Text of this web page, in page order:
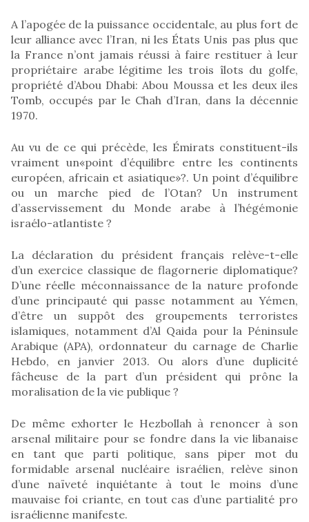
A l’apogée de la puissance occidentale, au plus fort de
leur alliance avec l’Iran, ni les États Unis pas plus que
la France n’ont jamais réussi à faire restituer à leur
propriétaire arabe légitime les trois îlots du golfe,
propriété d’Abou Dhabi: Abou Moussa et les deux iles
Tomb, occupés par le Chah d’Iran, dans la décennie
1970.
Au vu de ce qui précède, les Émirats constituent-ils
vraiment un«point d’équilibre entre les continents
européen, africain et asiatique»?. Un point d’équilibre
ou un marche pied de l’Otan? Un instrument
d’asservissement du Monde arabe à l’hégémonie
israélo-atlantiste ?
La déclaration du président français relève-t-elle
d’un exercice classique de flagornerie diplomatique?
D’une réelle méconnaissance de la nature profonde
d’une principauté qui passe notamment au Yémen,
d’être un suppôt des groupements terroristes
islamiques, notamment d’Al Qaida pour la Péninsule
Arabique (APA), ordonnateur du carnage de Charlie
Hebdo, en janvier 2013. Ou alors d’une duplicité
fâcheuse de la part d’un président qui prône la
moralisation de la vie publique ?
De même exhorter le Hezbollah à renoncer à son
arsenal militaire pour se fondre dans la vie libanaise
en tant que parti politique, sans piper mot du
formidable arsenal nucléaire israélien, relève sinon
d’une naïveté inquiétante à tout le moins d’une
mauvaise foi criante, en tout cas d’une partialité pro
israélienne manifeste.